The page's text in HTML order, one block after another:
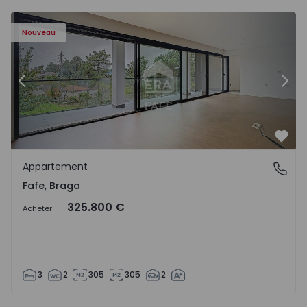
Nouveau
Précédent
Fafe, Braga
Appartement
Fafe, Braga
Acheter 325.800 €
3 2 305 305 2